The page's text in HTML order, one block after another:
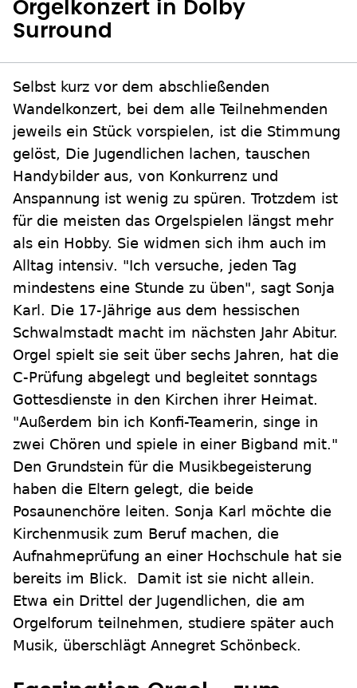
Orgelkonzert in Dolby
Surround
Selbst kurz vor dem abschließenden
Wandelkonzert, bei dem alle Teilnehmenden
jeweils ein Stück vorspielen, ist die Stimmung
gelöst, Die Jugendlichen lachen, tauschen
Handybilder aus, von Konkurrenz und
Anspannung ist wenig zu spüren. Trotzdem ist
für die meisten das Orgelspielen längst mehr
als ein Hobby. Sie widmen sich ihm auch im
Alltag intensiv. "Ich versuche, jeden Tag
mindestens eine Stunde zu üben", sagt Sonja
Karl. Die 17-Jährige aus dem hessischen
Schwalmstadt macht im nächsten Jahr Abitur.
Orgel spielt sie seit über sechs Jahren, hat die
C-Prüfung abgelegt und begleitet sonntags
Gottesdienste in den Kirchen ihrer Heimat.
"Außerdem bin ich Konfi-Teamerin, singe in
zwei Chören und spiele in einer Bigband mit."
Den Grundstein für die Musikbegeisterung
haben die Eltern gelegt, die beide
Posaunenchöre leiten. Sonja Karl möchte die
Kirchenmusik zum Beruf machen, die
Aufnahmeprüfung an einer Hochschule hat sie
bereits im Blick. Damit ist sie nicht allein.
Etwa ein Drittel der Jugendlichen, die am
Orgelforum teilnehmen, studiere später auch
Musik, überschlägt Annegret Schönbeck.